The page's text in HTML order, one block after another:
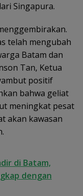
Singapura.
telah mengubah
Batam dan
Tan, Ketua
positif
bahwa geliat
meningkat pesat
akan kawasan
di Batam,
dengan